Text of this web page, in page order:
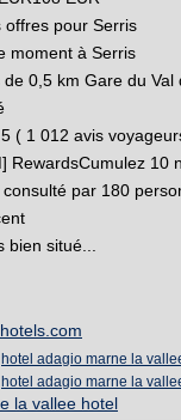
offres pour Serris
moment à Serris
de 0,5 km Gare du Val
( 1 012 avis
RewardsCumulez 10
par 180
situé...
hotel adagio marne la
hotel adagio marne la
la vallee hotel